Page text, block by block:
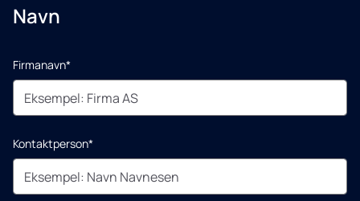
Navn
Firmanavn*
Kontaktperson*